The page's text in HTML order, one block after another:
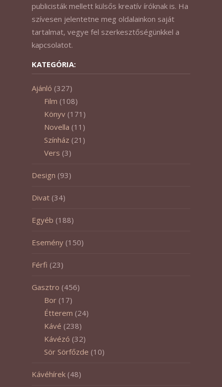
publicisták mellett külsős kreatív íróknak is. Ha
szívesen jelentetne meg oldalainkon saját
tartalmat, vegye fel szerkesztőségünkkel a
kapcsolatot.
KATEGÓRIA:
Ajánló (327)
Film (108)
Könyv (171)
Novella (11)
Színház (21)
Vers (3)
Design (93)
Divat (34)
Egyéb (188)
Esemény (150)
Férfi (23)
Gasztro (456)
Bor (17)
Étterem (24)
Kávé (238)
Kávézó (32)
Sör Sörfőzde (10)
Kávéhírek (48)